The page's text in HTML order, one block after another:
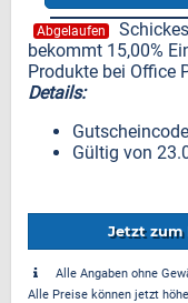
Abgelaufen
bekommt 15,00%
Produkte bei Office
Details:
Gültig von
Jetzt zum
Alle Angaben ohne
Alle Preise können jetzt